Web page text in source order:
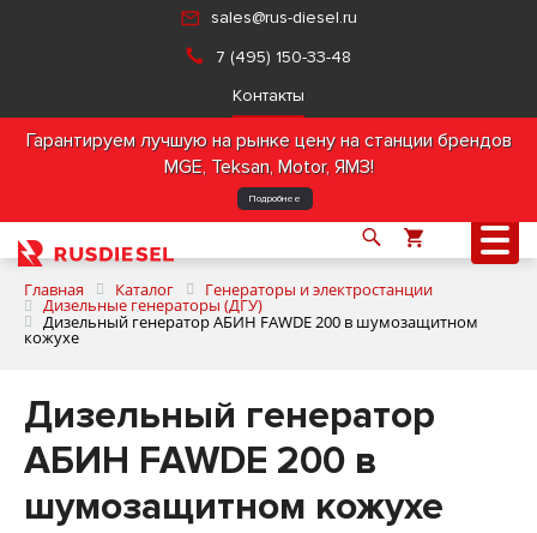
sales@rus-diesel.ru
7 (495) 150-33-48
Контакты
Гарантируем лучшую на рынке цену на станции брендов
MGE, Teksan, Motor, ЯМЗ!
Подробнее
Продукция
Главная Каталог Генераторы и электростанции
Дизельные генераторы (ДГУ)
Дизельный генератор АБИН FAWDE 200 в шумозащитном
кожухе
Дизельный генератор
АБИН FAWDE 200 в
шумозащитном кожухе